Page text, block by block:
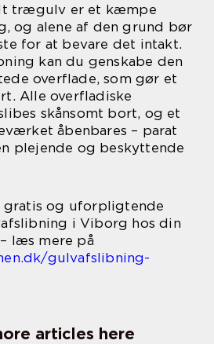
trægulv er et kæmpe
og alene af den grund bør
for at bevare det intakt.
kan du genskabe den
overflade, som gør et
Alle overfladiske
skånsomt bort, og et
åbenbares – parat
plejende og beskyttende
gratis og uforpligtende
i Viborg hos din
læs mere på
gulvafslibning-
articles here